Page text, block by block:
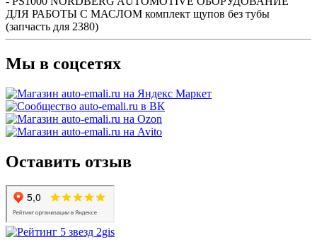
ДЛЯ РАБОТЫ С МАСЛОМ комплект щупов без тубы
(запчасть для 2380)
Мы в соцсетях
Оставить отзыв